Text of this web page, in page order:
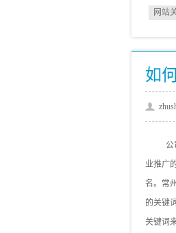
网站
如
业推广
名。常
的关键
关键词